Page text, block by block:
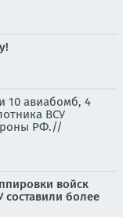
10 авиабомб, 4
ВСУ
РФ.//
войск
составили более